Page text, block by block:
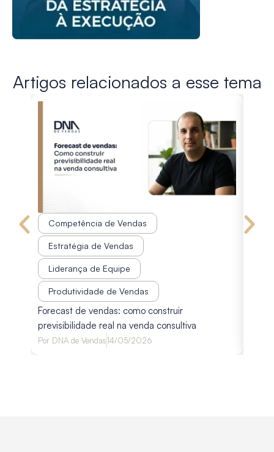
Artigos relacionados a esse tema
Competência de Vendas
Estratégia de Vendas
Liderança de Equipe
Produtividade de Vendas
Forecast de vendas: como construir
previsibilidade real na venda consultiva
Por DNA de Vendas14/05/2026